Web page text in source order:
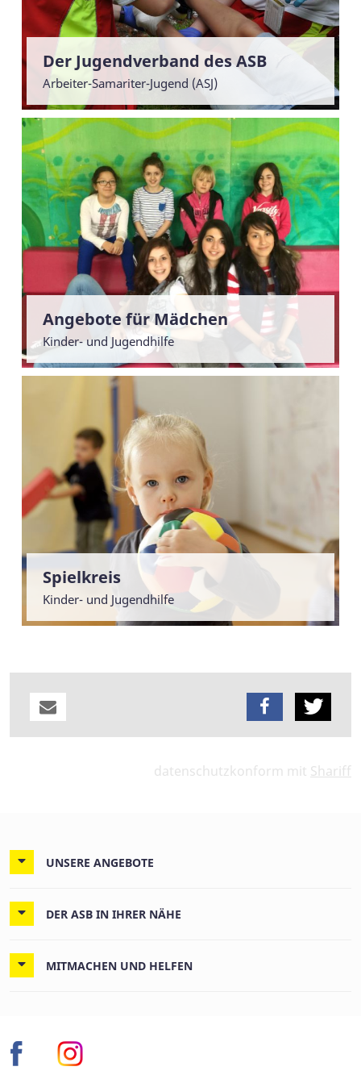
Der Jugendverband des ASB
Arbeiter-Samariter-Jugend (ASJ)
Angebote für Mädchen
Kinder- und Jugendhilfe
Spielkreis
Kinder- und Jugendhilfe
datenschutzkonform mit Shariff
UNSERE ANGEBOTE
DER ASB IN IHRER NÄHE
MITMACHEN UND HELFEN